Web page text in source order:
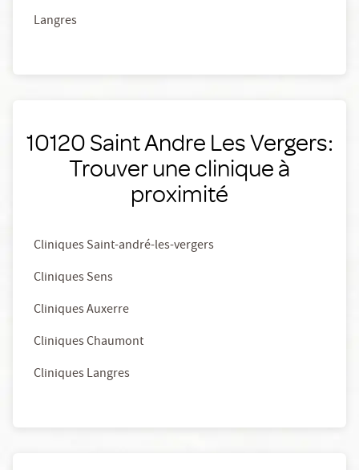
Langres
10120 Saint Andre Les Vergers:
Trouver une clinique à
proximité
Cliniques Saint-andré-les-vergers
Cliniques Sens
Cliniques Auxerre
Cliniques Chaumont
Cliniques Langres